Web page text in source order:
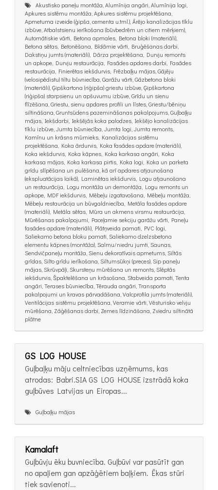
Akustisko paneļu montāža, Alumīnija angāri, Alumīnija logi,
Apkures sistēmu montāža, Apkures sistēmu projektēšana,
Apmetuma izveide (ģipša, cementa u.tml.), Ārējo kanalizācijas tīklu
izbūve, Atbalstsienu ierīkošana (būvbedrēm un citiem mērķiem),
Automātiskie vārti, Betona apmales, Betona bloki (materiāli),
Betona sētas, Betonēšana, Bīdāmie vārti, Bruģēšanas darbi,
Dakstiņu jumts (materiāli), Dārza projektēšana, Durvju remonts
un apkope, Durvju restaurācija, Fasādes apdares darbi, Fasādes
restaurācija, Finierētas iekšdurvis, Frēzbaļķu mājas, Gājēju
(velosipēdistu) tiltu būvniecība, Garāžu vārti, Gāzbetona bloki
(materiāli), Ģipškartona (riģipša) griestu izbūve, Ģipškartona
(riģipša) starpsienu un apšuvumu izbūve, Grīdu un sienu
flīzēšana, Griestu, sienu apdares profili un līstes, Griestu/bēniņu
siltināšana, Gruntsūdens pazemināšanas pakalpojums, Guļbaļķu
mājas, Iekšdarbi, Iekšējās koka palodzes, Iekšējo kanalizācijas
tīklu izbūve, Jumta būvniecība, Jumta logi, Jumta remonts,
Kamīnu un krāsns mūrnieks, Kanalizācijas sistēmu
projektēšana, Koka ārdurvis, Koka fasādes apdare (materiāli),
Koka iekšdurvis, Koka kāpnes, Koka karkasa angāri, Koka
karkasa mājas, Koka karkasa pirtis, Koka logi, Koka un parketa
grīdu slīpēšana un pulēšana, kā arī apdares atjaunošana
(ekspluatācijas laikā), Laminētas iekšdurvis, Logu atjaunošana
un restaurācija, Logu montāža un demontāža, Logu remonts un
apkope, MDF iekšdurvis, Mēbeļu izgatavošana, Mēbeļu montāža,
Mēbeļu restaurācija un būvgaldniecība, Metāla fasādes apdare
(materiāli), Metāla sētas, Mūra un akmens virsmu restaurācija,
Mūrēšanas pakalpojumi, Paceļamie sekciju garāžu vārti, Paneļu
fasādes apdare (materiāli), Plātņveida pamati, PVC logi,
Saliekamo betona bloku pamati, Saliekamo dzelzsbetona
elementu kāpnes (montāža), Salmu/niedru jumti, Saunas,
Sendvičpaneļu montāža, Sienu dekoratīvais apmetums, Siltās
grīdas, Silto grīdu ierīkošana, Siltumsūkņi (preces), Sip paneļu
mājas, Skrūvpāļi, Skursteņu mūrēšana un remonts, Slēptās
iekšdurvis, Špaktelēšana un krāsošana, Stabveida pamati, Tenta
angāri, Terases būvniecība, Tērauda angāri, Transporta
pakalpojumi un kravas pārvadāšana, Valcprofila jumts (materiāli),
Ventilācijas sistēmu projektēšana, Veramie vārti, Vēsturisko velvju
mūrēšana, Zāģēšanas darbi, Zemes līdzināšana, Zviedru siltinātā
plātne
GS LOG HOUSE
Guļbaļķu māju celtniecības uzņēmums, kas
atrodas: Babri.SIA GS LOG HOUSE izstrādā koka
guļbūves Latvijas un Eiropas...
Guļbaļķu mājas
Kamalaft
Guļbūvju ēku buvniecība. Guļbūvi var pasūtīt gan
no apaļiem gan apzāģētiem baļķiem. Ēkas stūri
tiek savienoti...